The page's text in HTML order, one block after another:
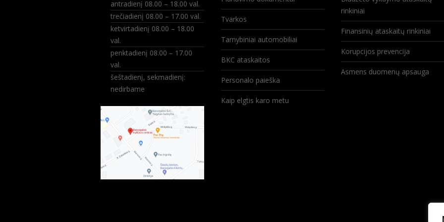
antradienį 08.00 – 18.00 val.
trečiadienį 08.00 – 17.00 val.
ketvirtadienį 08.00 – 18.00
val.
penktadienį 08.00 – 17.00
val.
šeštadienį, sekmadienį:
nedirbame
Tvarkos
Tarnybiniai automobiliai
BKC ataskaitos
Personalo paieška
Kaip elgtis karo metu
rinkiniai
Finansinių ataskaitų rinkiniai
Korupcijos prevencija
Asmens duomenų apsauga